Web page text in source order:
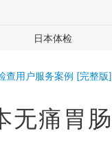
日本体检
套餐价格
企业客户
查用户服务案例 [完整版]
无痛胃